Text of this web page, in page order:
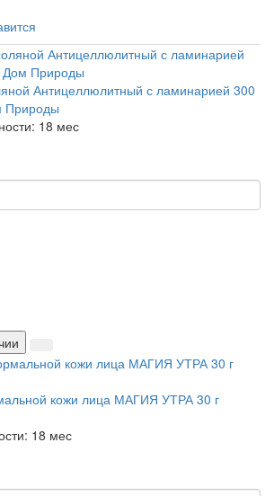
Антицеллюлитный с ламинарией 300
Природы
18 мес
кожи лица МАГИЯ УТРА 30 г
18 мес